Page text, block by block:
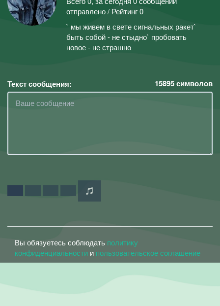
отправлено / Рейтинг 0
` мы живем в свете сигнальных ракет`
быть собой - не стыдно` пробовать
новое - не страшно
Текст сообщения: 15895символов
Вы обязуетесь соблюдать политику
конфиденциальности и пользовательское соглашение